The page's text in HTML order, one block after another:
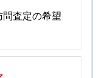
査定の希望